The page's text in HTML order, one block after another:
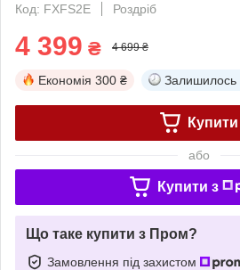
Код: FXFS2E
Роздріб
4 399 ₴ 4 699 ₴
Економія 300 ₴ Залишилось
Купити
або
Купити з
Що таке купити з Пром?
Замовлення під захистом